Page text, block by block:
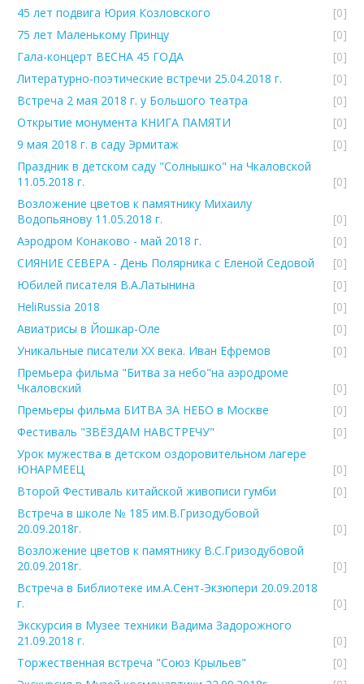
45 лет подвига Юрия Козловского
[0]
75 лет Маленькому Принцу
[0]
Гала-концерт ВЕСНА 45 ГОДА
[0]
Литературно-поэтические встречи 25.04.2018 г.
[0]
Встреча 2 мая 2018 г. у Большого театра
[0]
Открытие монумента КНИГА ПАМЯТИ
[0]
9 мая 2018 г. в саду Эрмитаж
[0]
Праздник в детском саду "Солнышко" на Чкаловской
11.05.2018 г.
[0]
Возложение цветов к памятнику Михаилу
Водопьянову 11.05.2018 г.
[0]
Аэродром Конаково - май 2018 г.
[0]
СИЯНИЕ СЕВЕРА - День Полярника с Еленой Седовой
[0]
Юбилей писателя В.А.Латынина
[0]
HeliRussia 2018
[0]
Авиатрисы в Йошкар-Оле
[0]
Уникальные писатели ХХ века. Иван Ефремов
[0]
Премьера фильма "Битва за небо"на аэродроме
Чкаловский
[0]
Премьеры фильма БИТВА ЗА НЕБО в Москве
[0]
Фестиваль "ЗВЁЗДАМ НАВСТРЕЧУ"
[0]
Урок мужества в детском оздоровительном лагере
ЮНАРМЕЕЦ
[0]
Второй Фестиваль китайской живописи гумби
[0]
Встреча в школе № 185 им.В.Гризодубовой
20.09.2018г.
[0]
Возложение цветов к памятнику В.С.Гризодубовой
20.09.2018г.
[0]
Встреча в Библиотеке им.А.Сент-Экзюпери 20.09.2018
г.
[0]
Экскурсия в Музее техники Вадима Задорожного
21.09.2018 г.
[0]
Торжественная встреча "Союз Крыльев"
[0]